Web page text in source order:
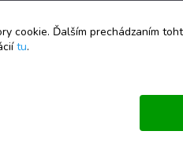
cookie. Ďalším prechádzaním
tu.